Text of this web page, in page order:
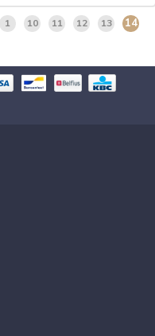
1 10 11 12 13 14